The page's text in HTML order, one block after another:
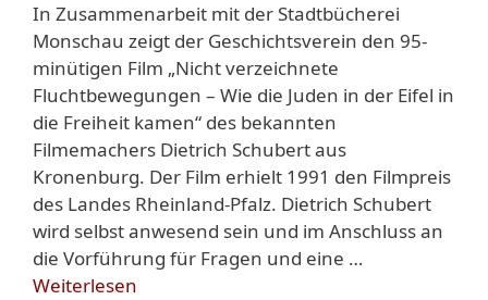
In Zusammenarbeit mit der Stadtbücherei
Monschau zeigt der Geschichtsverein den 95-
minütigen Film „Nicht verzeichnete
Fluchtbewegungen – Wie die Juden in der Eifel in
die Freiheit kamen“ des bekannten
Filmemachers Dietrich Schubert aus
Kronenburg. Der Film erhielt 1991 den Filmpreis
des Landes Rheinland-Pfalz. Dietrich Schubert
wird selbst anwesend sein und im Anschluss an
die Vorführung für Fragen und eine …
Weiterlesen